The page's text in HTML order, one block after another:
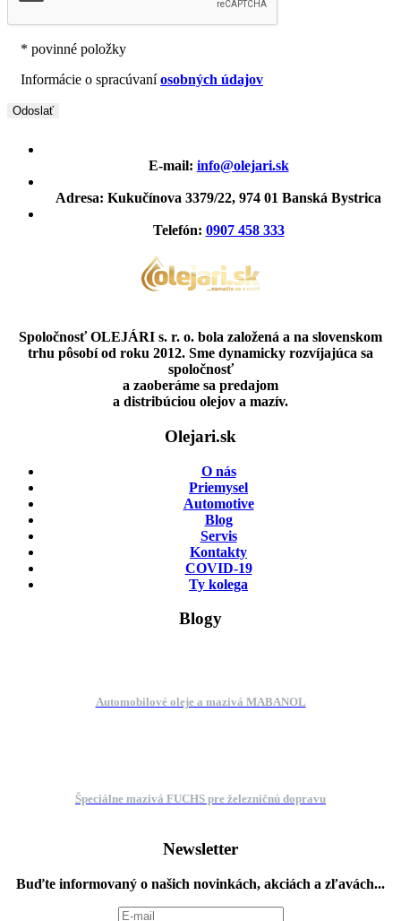
* povinné položky
Informácie o spracúvaníosobných údajov
E-mail: info@olejari.sk
Adresa: Kukučínova 3379/22, 974 01 Banská Bystrica
Telefón: 0907 458 333
Spoločnosť OLEJÁRI s. r. o. bola založená a na slovenskom
trhu pôsobí od roku 2012. Sme dynamicky rozvíjajúca sa
spoločnosť
a zaoberáme sa predajom
a distribúciou olejov a mazív.
Olejari.sk
O nás
Priemysel
Automotive
Blog
Servis
Kontakty
COVID-19
Ty kolega
Blogy
Automobilové oleje a mazivá MABANOL
Špeciálne mazivá FUCHS pre železničnú dopravu
Newsletter
Buďte informovaný o našich novinkách, akciách a zľavách...